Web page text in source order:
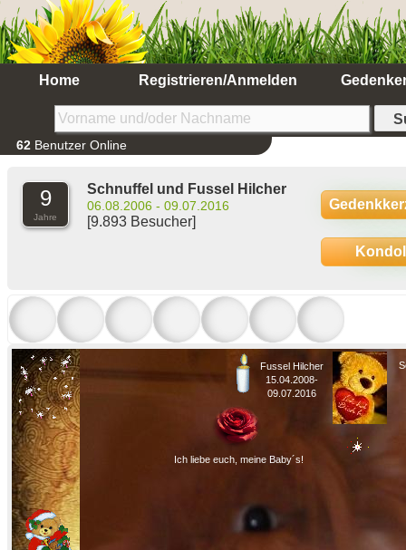
Home Registrieren/Anmelden
62 Benutzer Online
9
Jahre
Schnuffel und Fussel Hilcher
06.08.2006 - 09.07.2016
[9.893 Besucher]
Fussel Hilcher
15.04.2008-
09.07.2016
Ich liebe euch, meine Baby´s!